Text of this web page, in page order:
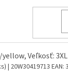
Veľkosť: 3XL
| 20W30419713 EAN: